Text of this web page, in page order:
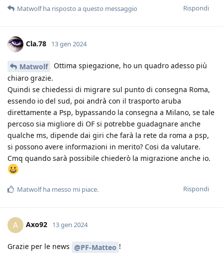
Rispondi
Matwolfha risposto a questo messaggio
Cla.78 13 gen 2024
Matwolf
Ottima spiegazione, ho un quadro adesso più
chiaro grazie.
Quindi se chiedessi di migrare sul punto di consegna Roma,
essendo io del sud, poi andrà con il trasporto aruba
direttamente a Psp, bypassando la consegna a Milano, se tale
percoso sia migliore di OF si potrebbe guadagnare anche
qualche ms, dipende dai giri che farà la rete da roma a psp,
si possono avere informazioni in merito? Cosi da valutare.
Cmq quando sarà possibile chiederò la migrazione anche io.
Rispondi
Matwolfha messo mi piace.
A Axo92 13 gen 2024
Grazie per le news @PF-Matteo !